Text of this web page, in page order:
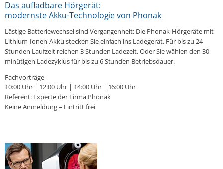
Das aufladbare Hörgerät:
modernste Akku-Technologie von Phonak
Lästige Batteriewechsel sind Vergangenheit: Die Phonak-Hörgeräte mit
Lithium-Ionen-Akku stecken Sie einfach ins Ladegerät. Für bis zu 24
Stunden Laufzeit reichen 3 Stunden Ladezeit. Oder Sie wählen den 30-
minütigen Ladezyklus für bis zu 6 Stunden Betriebsdauer.
Fachvorträge
10:00 Uhr | 12:00 Uhr | 14:00 Uhr | 16:00 Uhr
Referent: Experte der Firma Phonak
Keine Anmeldung – Eintritt frei